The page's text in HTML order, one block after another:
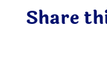
Share